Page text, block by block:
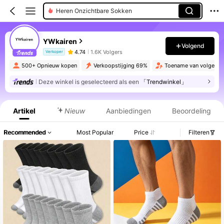
Heren Onzichtbare Sokken
YWkairen
Verkoper 4.74 1.6K Volgers
Volgend
500+ Opnieuw kopen Verkoopstijging 69% Toename van volgers
Deze winkel is geselecteerd als een 「Trendwinkel」
Artikel Nieuw Aanbiedingen Beoordeling
Recommended Most Popular Price Filteren